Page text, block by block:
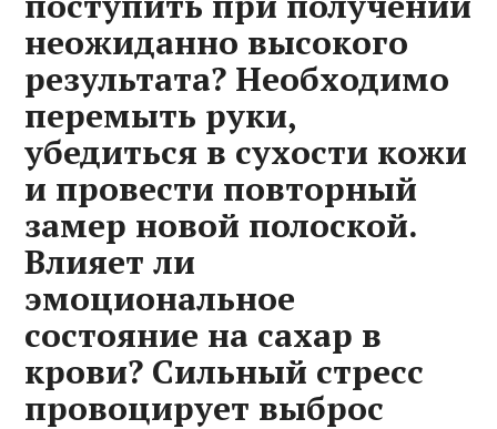
неожиданно высокого
результата? Необходимо
перемыть руки,
убедиться в сухости кожи
и провести повторный
замер новой полоской.
Влияет ли
эмоциональное
состояние на сахар в
крови? Сильный стресс
провоцирует выброс